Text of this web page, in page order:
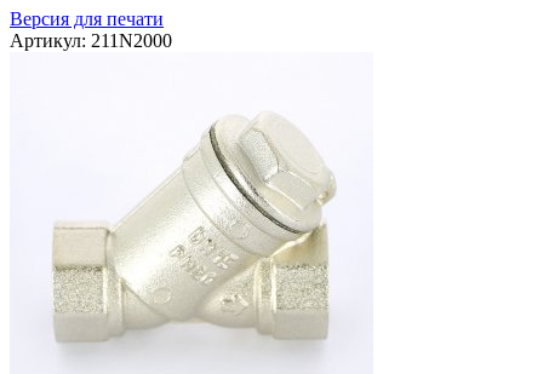
Версия для печати
Артикул: 211N2000